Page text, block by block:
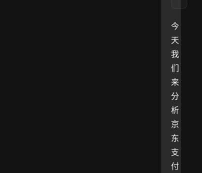
今
天
我
们
来
分
析
京
东
支
付